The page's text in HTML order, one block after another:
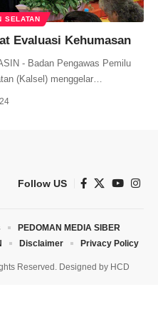
SELATAN
Evaluasi Kehumasan
- Badan Pengawas Pemilu
(Kalsel) menggelar…
Follow US
Reserved. Designed by HCD
PEDOMAN MEDIA SIBER
Disclaimer Privacy Policy